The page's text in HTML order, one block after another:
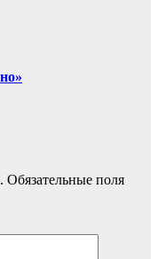
Обязательные поля